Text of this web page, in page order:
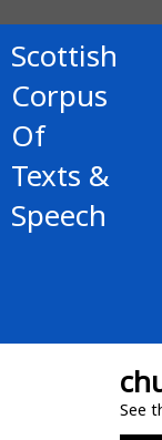
Scottish
Corpus
Of
Texts &
Speech
See